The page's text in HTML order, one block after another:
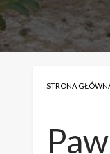
STRONA